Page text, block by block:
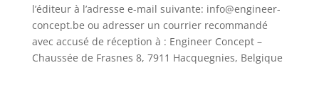
l’éditeur à l’adresse e-mail suivante: info@engineer-
concept.be ou adresser un courrier recommandé
avec accusé de réception à : Engineer Concept–
Chaussée de Frasnes 8, 7911 Hacquegnies, Belgique